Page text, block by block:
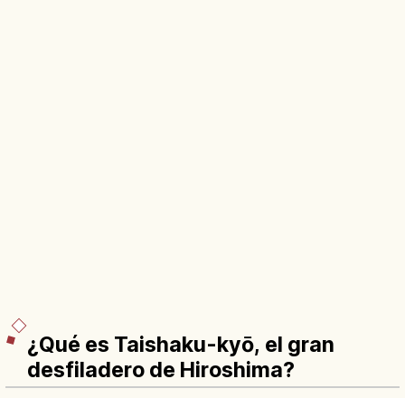
¿Qué es Taishaku-kyō, el gran
desfiladero de Hiroshima?